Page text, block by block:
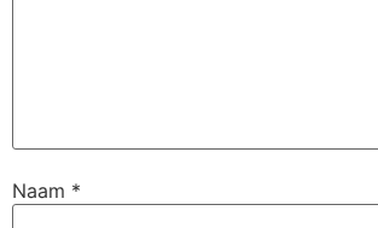
Naam *